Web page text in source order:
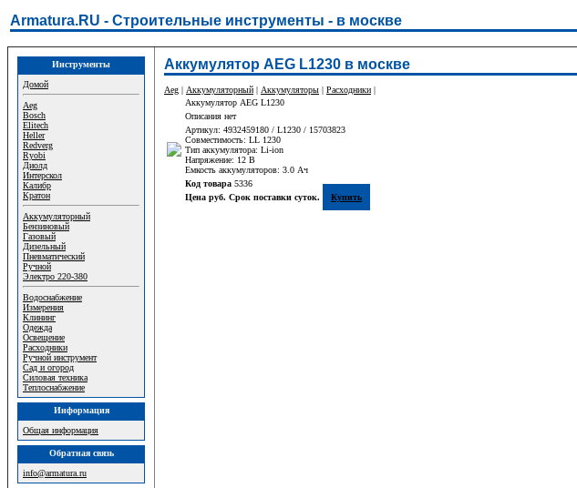
Armatura.RU - Строительные инструменты - в москве
Инструменты
Домой
Aeg
Bosch
Elitech
Heller
Redverg
Ryobi
Диолд
Интерскол
Калибр
Кратон
Аккумуляторный
Бензиновый
Газовый
Дизельный
Пневматический
Ручной
Электро 220-380
Водоснабжение
Измерения
Клининг
Одежда
Освещение
Расходники
Ручной инструмент
Сад и огород
Силовая техника
Теплоснабжение
Информация
Общая информация
Обратная связь
info@armatura.ru
Аккумулятор AEG L1230 в москве
Aeg | Аккумуляторный | Аккумуляторы | Расходники |
Аккумулятор AEG L1230
Описания нет
Артикул: 4932459180 / L1230 / 15703823
Совместимость: LL 1230
Тип аккумулятора: Li-ion
Напряжение: 12 В
Емкость аккумуляторов: 3.0 Aч
Код товара 5336
Цена руб. Срок поставки суток.
Купить